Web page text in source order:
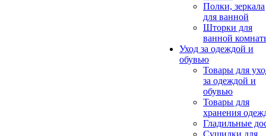
Полки, зеркала
для ванной
Шторки для
ванной
Уход за одеждой и
обувью
Товары для
за одеждой и
обувью
Товары для
хранения
Гладильные
Сушилки для